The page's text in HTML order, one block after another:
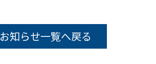
お知らせ一覧へ戻る